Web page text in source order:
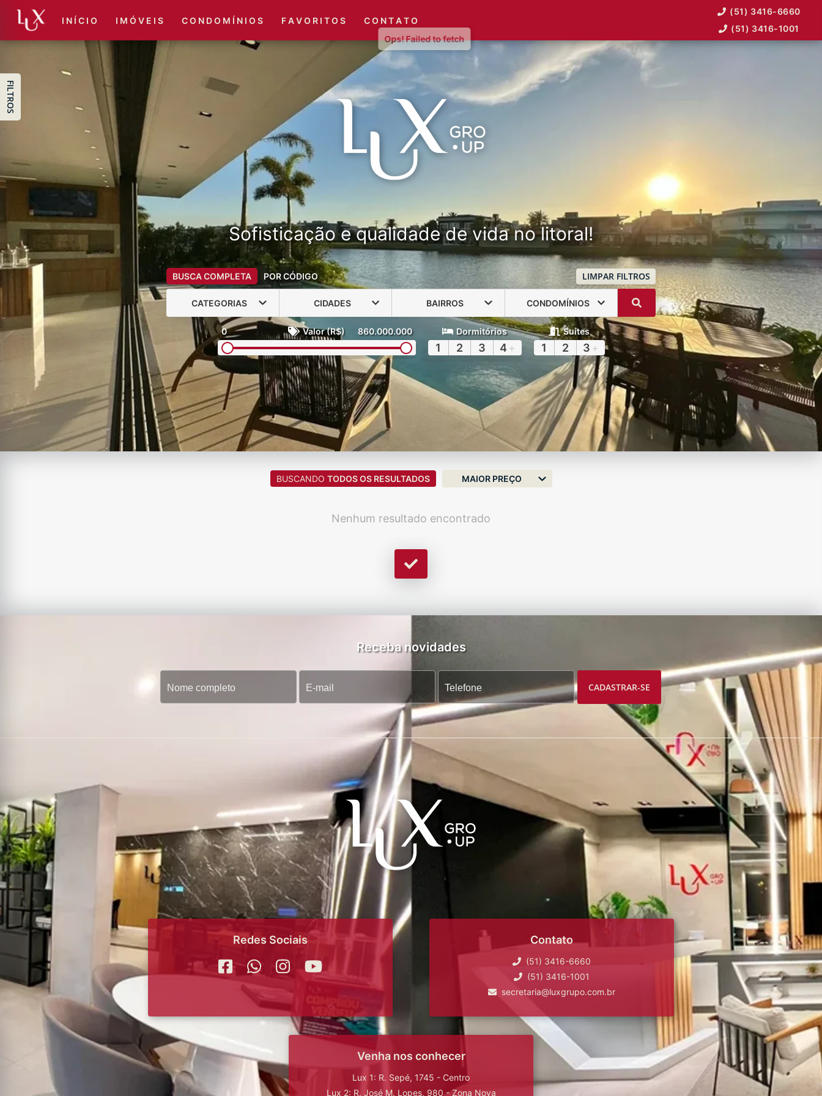
(51) 3416-6660
I N Í C I O I M Ó V E I S C O N D O M Í N I O S F A V O R I T O S C O N T A T O
(51) 3416-6660
(51) 3416-1001
Sofisticação e qualidade de vida no litoral!
BUSCA COMPLETA POR CÓDIGO LIMPAR FILTROS
CATEGORIAS CIDADES BAIRROS CONDOMÍNIOS
0 Valor (R$) 860.000.000 Dormitórios
1 2 3 4 +
Suítes
1 2 3 +
FILTROS
BUSCANDO TODOS OS RESULTADOS MAIOR PREÇO
Nenhum resultado encontrado
Receba novidades
CADASTRAR-SE
Redes Sociais Contato
(51) 3416-6660
(51) 3416-1001
secretaria@luxgrupo.com.br
Venha nos conhecer
Lux 1: R. Sepé, 1745 - Centro
Lux 2: R. José M. Lopes, 980 - Zona Nova